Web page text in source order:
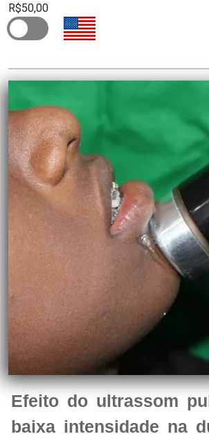
R$50,00
Efeito do ultrassom
baixa intensidade na